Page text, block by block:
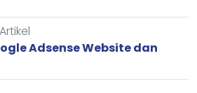
Artikel
Adsense Website dan